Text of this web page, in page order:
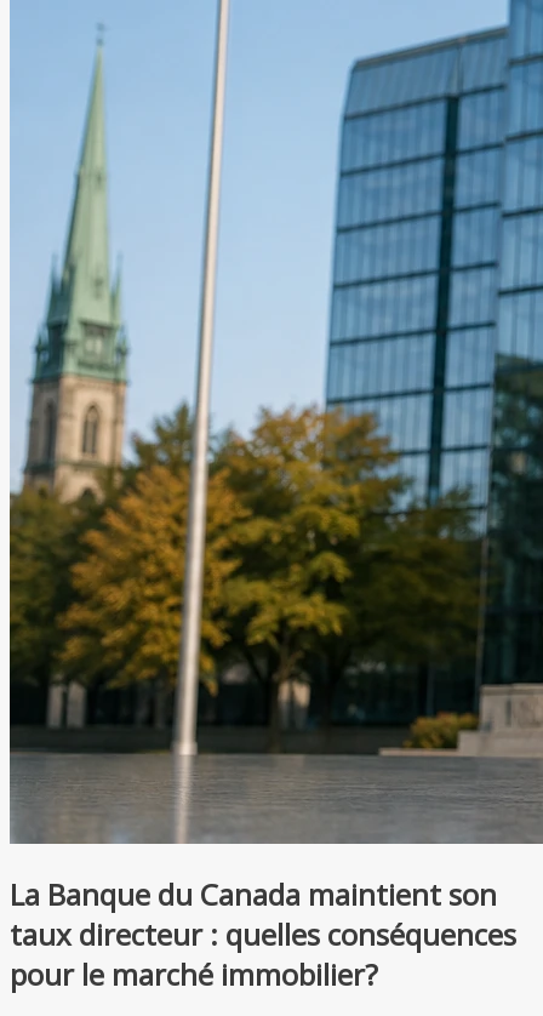
La Banque du Canada maintient son
taux directeur : quelles conséquences
pour le marché immobilier?